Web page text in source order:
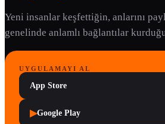
Yeni insanlar keşfettiğin, anlarını
genelinde anlamlı bağlantılar
UYGULAMAYI AL
App Store
▶Google Play